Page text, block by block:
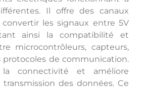
Il offre des canaux
les signaux entre 5V
ainsi la compatibilité et
microcontrôleurs, capteurs,
protocoles de communication.
connectivité et améliore
des données. Ce